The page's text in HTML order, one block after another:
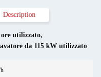
Description
utilizzato,
da 115 kW utilizzato